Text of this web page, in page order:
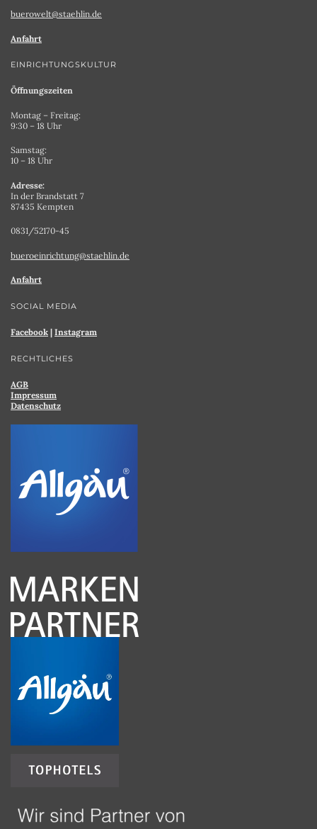
buerowelt@staehlin.de
Anfahrt
EINRICHTUNGSKULTUR
Öffnungszeiten
Montag – Freitag:
9:30 – 18 Uhr
Samstag:
10 – 18 Uhr
Adresse:
In der Brandstatt 7
87435 Kempten
0831/52170-45
bueroeinrichtung@staehlin.de
Anfahrt
SOCIAL MEDIA
Facebook | Instagram
RECHTLICHES
AGB
Impressum
Datenschutz